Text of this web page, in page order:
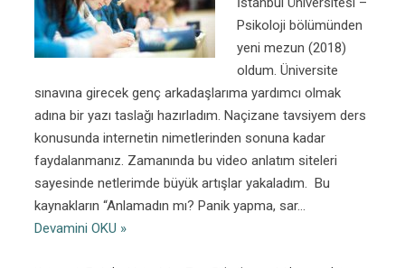
Psikoloji bölümünden
yeni mezun (2018)
oldum. Üniversite
sınavına girecek genç arkadaşlarıma yardımcı olmak
adına bir yazı taslağı hazırladım. Naçizane tavsiyem ders
konusunda internetin nimetlerinden sonuna kadar
faydalanmanız. Zamanında bu video anlatım siteleri
sayesinde netlerimde büyük artışlar yakaladım. Bu
kaynakların “Anlamadın mı? Panik yapma, sar…
Devamini OKU »